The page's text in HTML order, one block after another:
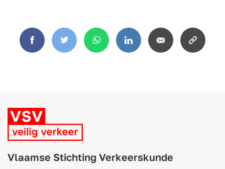
FacebookTwitter WhatsAppLinkedInEmail
Copy
Vlaamse Stichting Verkeerskunde